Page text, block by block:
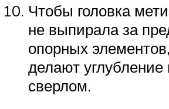
Чтобы головка
не выпирала за
опорных
делают
сверлом.